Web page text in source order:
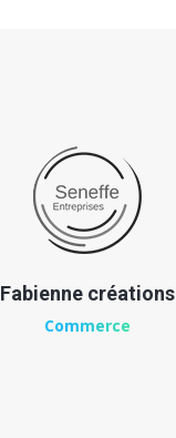
Fabienne créations
Commerce